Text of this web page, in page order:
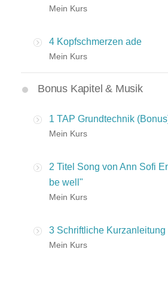
Mein Kurs
4 Kopfschmerzen ade
Mein Kurs
Bonus Kapitel & Musik
1 TAP Grundtechnik
Mein Kurs
2 Titel Song von Ann Sofi
be well"
Mein Kurs
3 Schriftliche Kurzanleitung
Mein Kurs